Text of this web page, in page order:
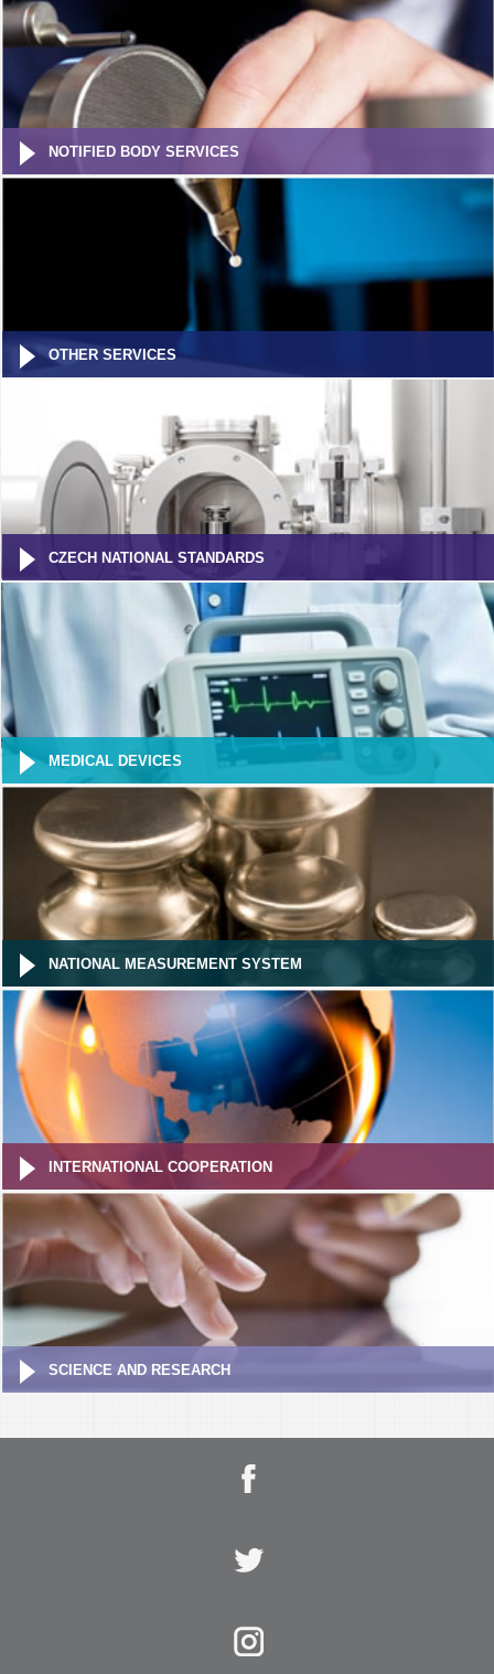
NOTIFIED BODY SERVICES
OTHER SERVICES
CZECH NATIONAL STANDARDS
MEDICAL DEVICES
NATIONAL MEASUREMENT SYSTEM
INTERNATIONAL COOPERATION
SCIENCE AND RESEARCH